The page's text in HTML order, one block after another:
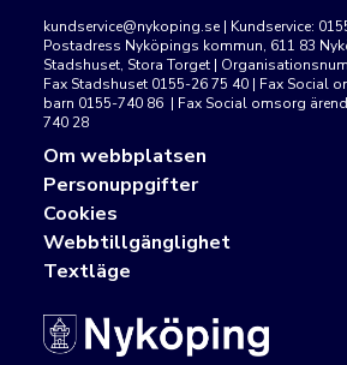
kundservice@nykoping.se | Kundservice:
Postadress Nyköpings kommun, 611 83
Stadshuset, Stora Torget |
Fax Stadshuset 0155-26 75 40 | Fax Social
barn 0155-740 86 | Fax Social omsorg
740 28
Om webbplatsen
Personuppgifter
Cookies
Webbtillgänglighet
Textläge